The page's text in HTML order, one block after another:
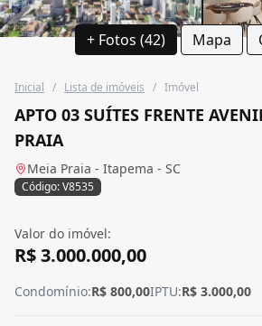
+ Fotos (42) Mapa
Inicial / Lista de imóveis / Imóvel
APTO 03 SUÍTES FRENTE
PRAIA
Meia Praia - Itapema - SC
Código: V8535
Valor do imóvel:
R$ 3.000.000,00
Condomínio:R$ 800,00IPTU:R$ 3.000,00